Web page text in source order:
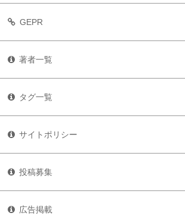
GEPR
著者一覧
タグ一覧
サイトポリシー
投稿募集
広告掲載